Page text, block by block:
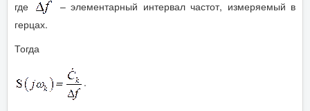
где
– элементарный интервал частот, измеряемый в
герцах.
Тогда
.